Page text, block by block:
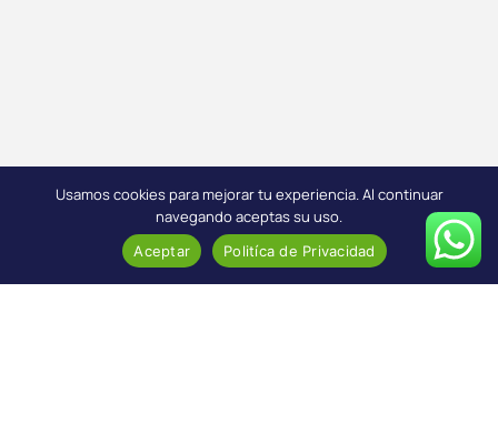
Usamos cookies para mejorar tu experiencia. Al continuar
navegando aceptas su uso.
Aceptar Politíca de Privacidad